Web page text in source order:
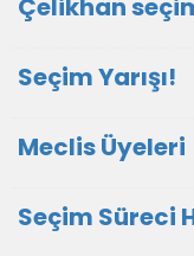
Çelikhan
Seçim Yarışı!
Meclis Üyeleri
Seçim Süreci